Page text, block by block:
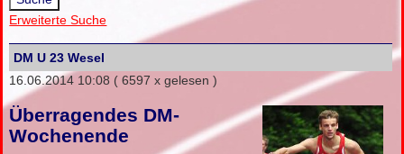
Erweiterte Suche
DM U 23 Wesel
16.06.2014 10:08 ( 6597 x gelesen )
Überragendes DM-
Wochenende